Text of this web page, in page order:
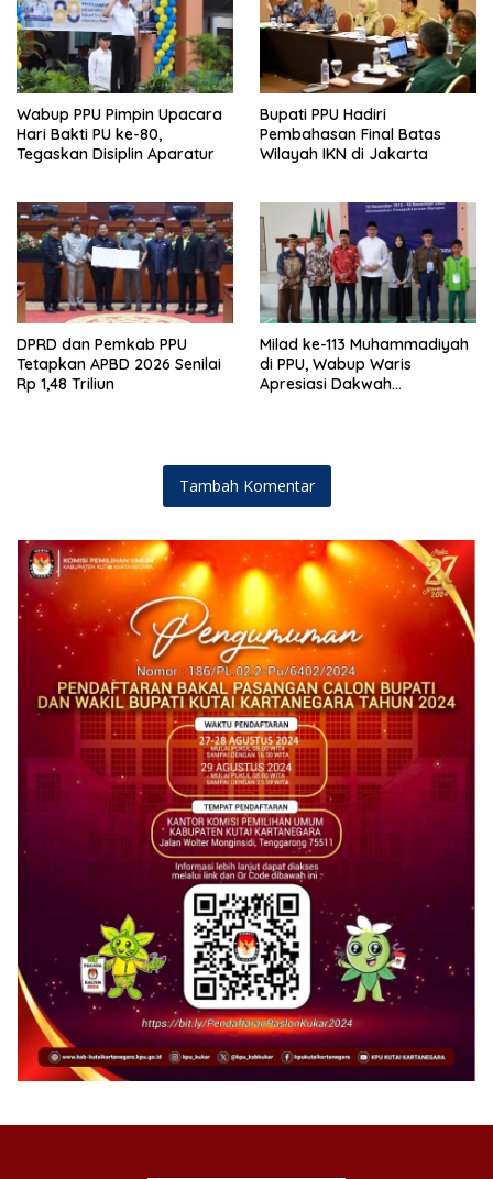
Wabup PPU Pimpin Upacara
Hari Bakti PU ke-80,
Tegaskan Disiplin Aparatur
Bupati PPU Hadiri
Pembahasan Final Batas
Wilayah IKN di Jakarta
DPRD dan Pemkab PPU
Tetapkan APBD 2026 Senilai
Rp 1,48 Triliun
Milad ke-113 Muhammadiyah
di PPU, Wabup Waris
Apresiasi Dakwah
Tambah Komentar